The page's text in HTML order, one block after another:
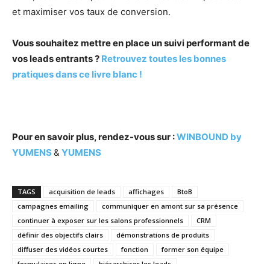
et maximiser vos taux de conversion.
Vous souhaitez mettre en place un suivi performant de
vos leads entrants ? Retrouvez toutes les bonnes
pratiques dans ce livre blanc !
Pour en savoir plus, rendez-vous sur :WINBOUND by
YUMENS & YUMENS
TAGS acquisition de leads affichages
BtoB
campagnes emailing
communiquer en amont sur sa présence
continuer à exposer sur les salons professionnels
CRM
définir des objectifs clairs
démonstrations de produits
diffuser des vidéos courtes
fonction
former son équipe